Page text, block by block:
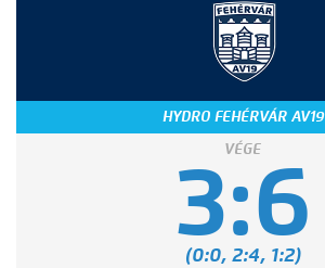
HYDRO FEHÉRVÁR AV19
VÉGE
3:6
(0:0, 2:4, 1:2)